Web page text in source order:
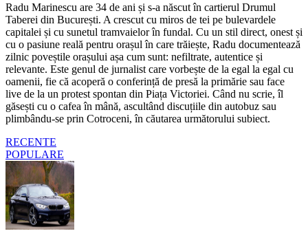
Radu Marinescu are 34 de ani și s-a născut în cartierul Drumul
Taberei din București. A crescut cu miros de tei pe bulevardele
capitalei și cu sunetul tramvaielor în fundal. Cu un stil direct, onest și
cu o pasiune reală pentru orașul în care trăiește, Radu documentează
zilnic poveștile orașului așa cum sunt: nefiltrate, autentice și
relevante. Este genul de jurnalist care vorbește de la egal la egal cu
oamenii, fie că acoperă o conferință de presă la primărie sau face
live de la un protest spontan din Piața Victoriei. Când nu scrie, îl
găsești cu o cafea în mână, ascultând discuțiile din autobuz sau
plimbându-se prin Cotroceni, în căutarea următorului subiect.
RECENTE
POPULARE